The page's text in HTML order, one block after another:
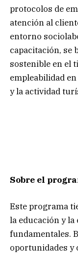
protocolos de
atención al
entorno
capacitación, se
sostenible en el
empleabilidad
y la actividad
Sobre el
Este programa
la educación y
fundamentales.
oportunidades